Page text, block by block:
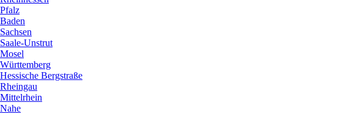
Pfalz
Baden
Sachsen
Saale-Unstrut
Mosel
Württemberg
Hessische Bergstraße
Rheingau
Mittelrhein
Nahe